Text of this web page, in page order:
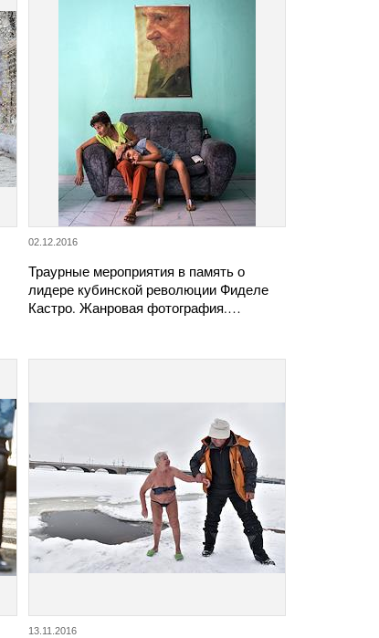
02.12.2016
Траурные мероприятия в память о
лидере кубинской революции Фиделе
Кастро. Жанровая фотография.…
13.11.2016